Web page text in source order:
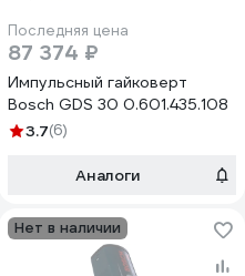
Последняя цена
87 374 ₽
Импульсный гайковерт
Bosch GDS 30 0.601.435.108
3.7(6)
Аналоги
Нет в наличии